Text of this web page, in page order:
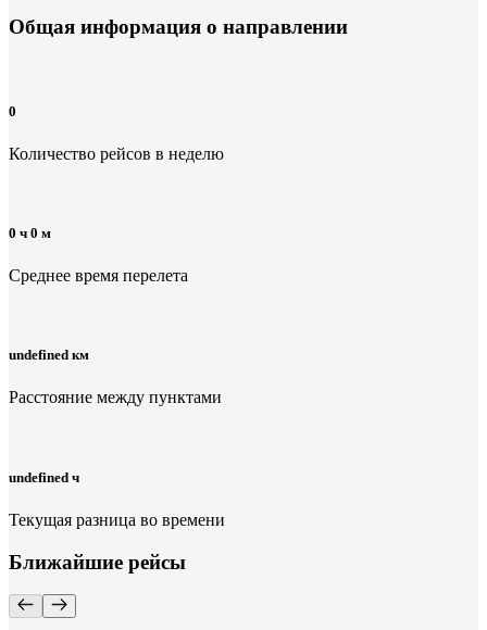
Общая информация о направлении
0
Количество рейсов в неделю
0 ч 0 м
Среднее время перелета
undefined км
Расстояние между пунктами
undefined ч
Текущая разница во времени
Ближайшие рейсы